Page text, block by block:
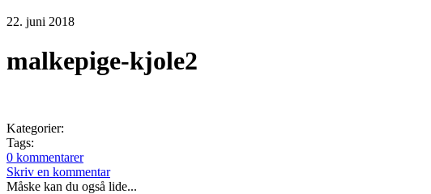
22. juni 2018
malkepige-kjole2
Kategorier:
Tags:
0 kommentarer
Skriv en kommentar
Måske kan du også lide...